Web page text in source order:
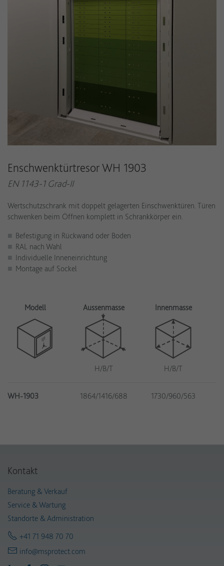
Enschwenktürtresor WH 1903
EN 1143-1 Grad-II
Wertschutzschrank mit doppelt gelagerten Einschwenktüren. Türen
schwenken beim Öffnen komplett in Schrankkörper ein.
Befestigung in Rückwand oder Boden
RAL nach Wahl
Individuelle Inneneinrichtung
Montage auf Sockel
Modell Aussenmasse
H/B/T
Innenmasse
H/B/T
WH-1903 1864/1416/688 1730/960/563
Kontakt
Beratung & Verkauf
Service & Wartung
Standorte & Administration
+41 71 948 70 70
info@msprotect.com